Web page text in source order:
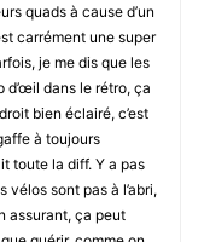
quads à cause d’un
carrément une super
je me dis que les
d’œil dans le rétro, ça
bien éclairé, c’est
à toujours
toute la diff. Y a pas
vélos sont pas à l’abri,
assurant, ça peut